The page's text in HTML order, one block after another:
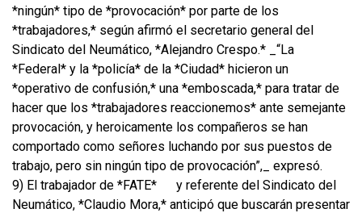
*ningún* tipo de *provocación* por parte de los
*trabajadores,* según afirmó el secretario general del
Sindicato del Neumático, *Alejandro Crespo.* _“La
*Federal* y la *policía* de la *Ciudad* hicieron un
*operativo de confusión,* una *emboscada,* para tratar de
hacer que los *trabajadores reaccionemos* ante semejante
provocación, y heroicamente los compañeros se han
comportado como señores luchando por sus puestos de
trabajo, pero sin ningún tipo de provocación”,_ expresó.
9) El trabajador de *FATE*
y referente del Sindicato del
Neumático, *Claudio Mora,* anticipó que buscarán presentar